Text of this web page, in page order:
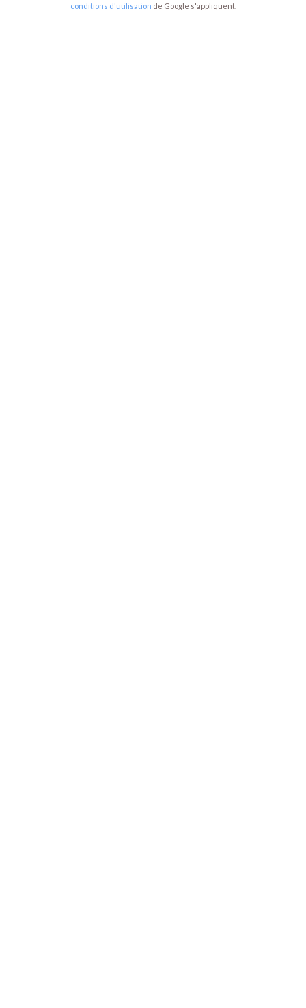
conditions d'utilisation de Google s'appliquent.